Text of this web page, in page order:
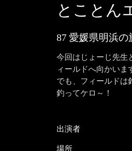
とことん
87 愛媛県明浜
今回はじょーじ先生
ィールドへ向かいま
でも、フィールドは
釣ってケロ～！
出演者
場所